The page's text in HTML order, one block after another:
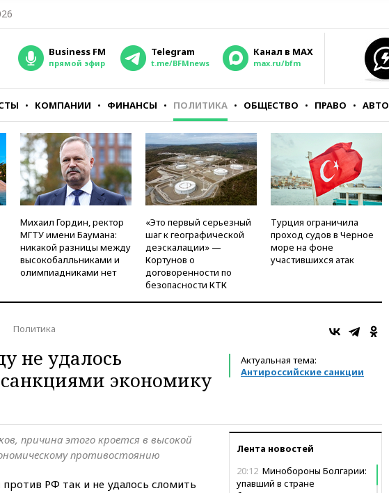
Business FM
прямой эфир
Telegram
t.me/BFMnews
Канал в MAX
max.ru/bfm
КОМПАНИИ ФИНАНСЫ ПОЛИТИКА ОБЩЕСТВО ПРАВО АВТО
Михаил Гордин, ректор
МГТУ имени Баумана:
никакой разницы между
высокобалльниками и
олимпиадниками нет
«Это первый серьезный
шаг к географической
деэскалации» —
Кортунов о
договоренности по
безопасности КТК
Турция ограничила
проход судов в Черное
море на фоне
участившихся атак
Политика
Актуальная тема:
Антироссийские санкции
не удалось
экономику
Лента новостей
20:12 Минобороны Болгарии:
упавший в стране
причина этого кроется в высокой
противостоянию
РФ так и не удалось сломить